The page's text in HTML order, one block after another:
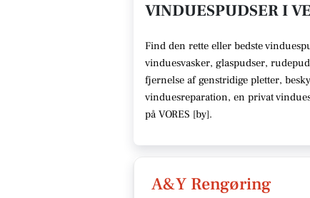
VINDUESPUDSER I
Find den rette eller bedste
vinduesvasker, glaspudser,
fjernelse af genstridige pletter,
vinduesreparation, en privat
på VORES [by].
A&Y Rengøring